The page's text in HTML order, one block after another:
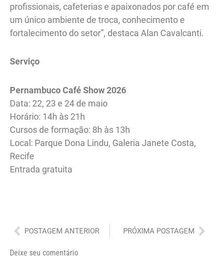
profissionais, cafeterias e apaixonados por café em
um único ambiente de troca, conhecimento e
fortalecimento do setor”, destaca Alan Cavalcanti.
Serviço
Pernambuco Café Show 2026
Data: 22, 23 e 24 de maio
Horário: 14h às 21h
Cursos de formação: 8h às 13h
Local: Parque Dona Lindu, Galeria Janete Costa,
Recife
Entrada gratuita
Anterior
POSTAGEM ANTERIOR PRÓXIMA POSTAGEM
Deixe seu comentário